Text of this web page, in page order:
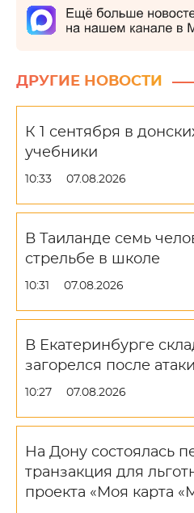
ДРУГИЕ НОВОСТИ
К 1 сентября в
учебники
10:33 07.08.2026
В Таиланде семь
стрельбе в школе
10:31 07.08.2026
В Екатеринбурге
загорелся после
10:27 07.08.2026
На Дону состоялась
транзакция для
проекта «Моя карта